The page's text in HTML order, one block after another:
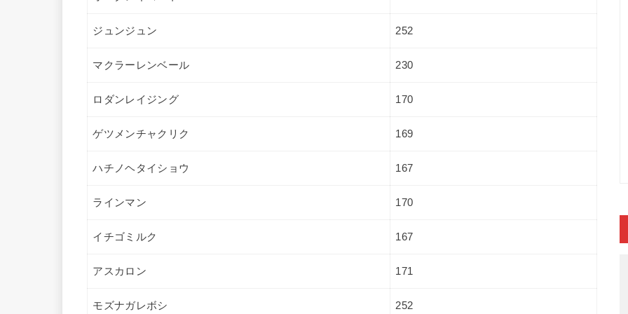
ジュンジュン 252
マクラーレンベール 230
ロダンレイジング 170
ゲツメンチャクリク 169
ハチノヘタイショウ 167
ラインマン 170
イチゴミルク 167
アスカロン 171
モズナガレボシ 252